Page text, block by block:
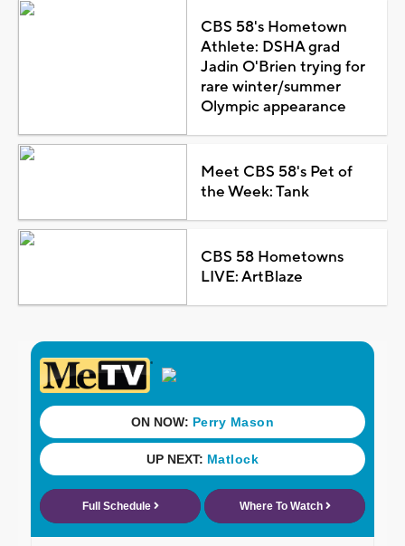
CBS 58's Hometown
Athlete: DSHA grad
Jadin O'Brien trying for
rare winter/summer
Olympic appearance
Meet CBS 58's Pet of
the Week: Tank
CBS 58 Hometowns
LIVE: ArtBlaze